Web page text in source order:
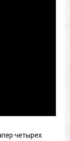
четырех